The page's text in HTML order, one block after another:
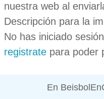
nuestra web al
Descripción para la
No has iniciado
registrate para poder
En